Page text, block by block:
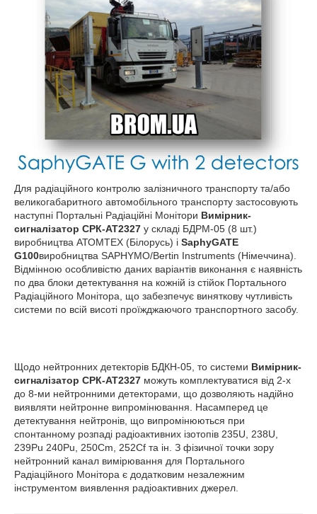
Для радіаційного контролю залізничного транспорту та/або
великогабаритного автомобільного транспорту застосовують
наступні Портальні Радіаційні Монітори Вимірник-
сигналізатор СРК-АТ2327 у складі БДРМ-05 (8 шт.)
виробництва АТОМТЕХ (Білорусь) і SaphyGATE
G100виробництва SAPHYMO/Bertin Instruments (Німеччина).
Відмінною особливістю даних варіантів виконання є наявність
по два блоки детектування на кожній із стійок Портального
Радіаційного Монітора, що забезпечує виняткову чутливість
системи по всій висоті проїжджаючого транспортного засобу.
Щодо нейтронних детекторів БДКН-05, то системи Вимірник-
сигналізатор СРК-АТ2327 можуть комплектуватися від 2-х
до 8-ми нейтронними детекторами, що дозволяють надійно
виявляти нейтронне випромінювання. Насамперед це
детектування нейтронів, що випромінюються при
спонтанному розпаді радіоактивних ізотопів 235U, 238U,
239Pu 240Pu, 250Cm, 252Cf та ін. З фізичної точки зору
нейтронний канал вимірювання для Портального
Радіаційного Монітора є додатковим незалежним
інструментом виявлення радіоактивних джерел.